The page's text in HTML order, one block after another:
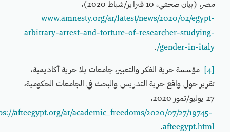
مصر،(بيان صحفي، 10 فبراير/شباط 2020)،
www.amnesty.org/ar/latest/news/2020/02/egypt-
arbitrary-arrest-and-torture-of-researcher-studying-
gender-in-italy/
.
مؤسسة حرية الفكر والتعبير، جامعات بلا حرية أكاديمية،
تقرير حول واقع حرية التدريس والبحث في الجامعات الحكومية،
27 يوليو/تموز 2020،
https://afteegypt.org/ar/academic_freedoms/2020/07/27/19745-
afteegypt.html
.